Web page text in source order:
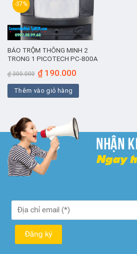
-37%
BÁO TRỘM THÔNG MINH 2
TRONG 1 PICOTECH PC-800A
₫300.000 Giá
gốc
là:
₫ 300.000.
₫ 190.000
tại
₫ 190.000.
Thêm vào giỏ hàng